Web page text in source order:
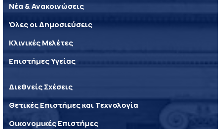
Νέα & Ανακοινώσεις
Όλες οι Δημοσιεύσεις
Κλινικές Μελέτες
Επιστήμες Υγείας
Διεθνείς Σχέσεις
Θετικές Επιστήμες και Τεχνολογία
Οικονομικές Επιστήμες